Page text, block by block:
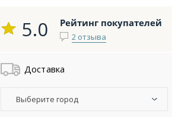
5.0 Рейтинг покупателей
2 отзыва
Доставка
Выберите город